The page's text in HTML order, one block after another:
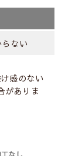
ない
感のない
がありま